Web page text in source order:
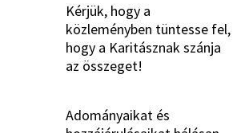
Kérjük, hogy a
közleményben tüntesse fel,
hogy a Karitásznak szánja
az összeget!
Adományaikat és